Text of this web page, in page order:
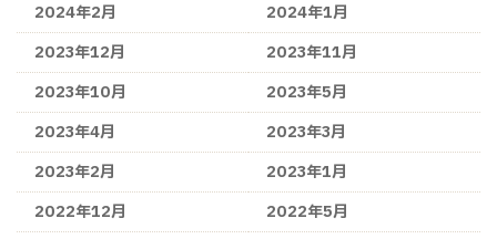
2024年2月
2024年1月
2023年12月
2023年11月
2023年10月
2023年5月
2023年4月
2023年3月
2023年2月
2023年1月
2022年12月
2022年5月